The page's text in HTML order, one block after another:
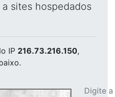
sites hospedados
IP 216.73.216.150,
Digite